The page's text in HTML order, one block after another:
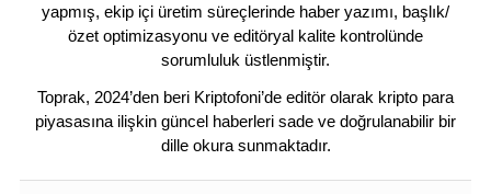
yapmış, ekip içi üretim süreçlerinde haber yazımı, başlık/
özet optimizasyonu ve editöryal kalite kontrolünde
sorumluluk üstlenmiştir.
Toprak, 2024’den beri Kriptofoni’de editör olarak kripto para
piyasasına ilişkin güncel haberleri sade ve doğrulanabilir bir
dille okura sunmaktadır.